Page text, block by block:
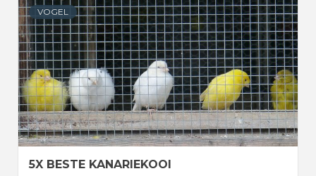
VOGEL
5X BESTE KANARIEKOOI